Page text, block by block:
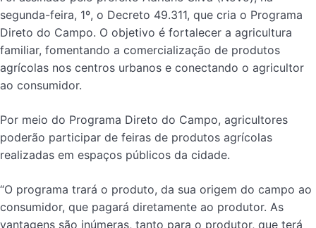
segunda-feira, 1º, o Decreto 49.311, que cria o Programa
Direto do Campo. O objetivo é fortalecer a agricultura
familiar, fomentando a comercialização de produtos
agrícolas nos centros urbanos e conectando o agricultor
ao consumidor.
Por meio do Programa Direto do Campo, agricultores
poderão participar de feiras de produtos agrícolas
realizadas em espaços públicos da cidade.
“O programa trará o produto, da sua origem do campo ao
consumidor, que pagará diretamente ao produtor. As
vantagens são inúmeras, tanto para o produtor, que terá